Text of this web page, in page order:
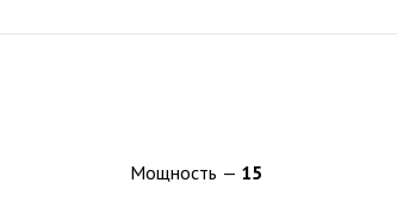
Мощность — 15